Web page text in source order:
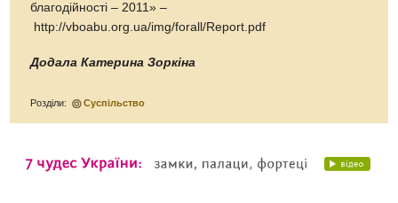
благодійності – 2011» –
http://vboabu.org.ua/img/forall/Report.pdf
Додала Катерина Зоркіна
Розділи: Суспільство